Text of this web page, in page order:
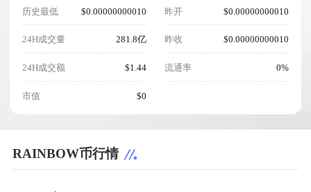
历史最低 $0.00000000010
24H成交量 281.8亿
24H成交额 $1.44
市值 $0
昨开 $0.00000000010
昨收 $0.00000000010
流通率 0%
RAINBOW币行情